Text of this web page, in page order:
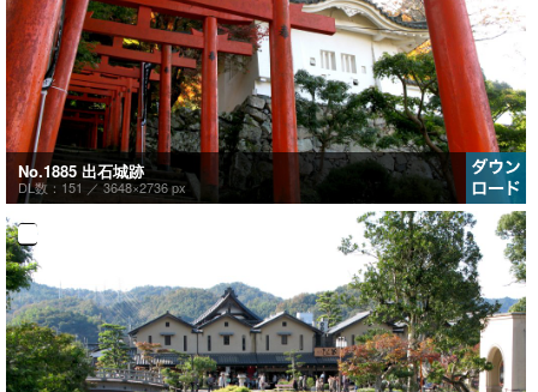
No.1885 出石城跡
DL数：151 ／ 3648×2736 px